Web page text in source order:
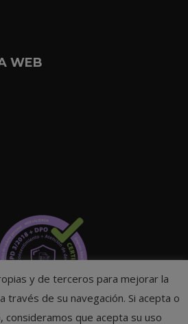
WEB
y de terceros para mejorar la
través de su navegación. Si acepta o
consideramos que acepta su uso